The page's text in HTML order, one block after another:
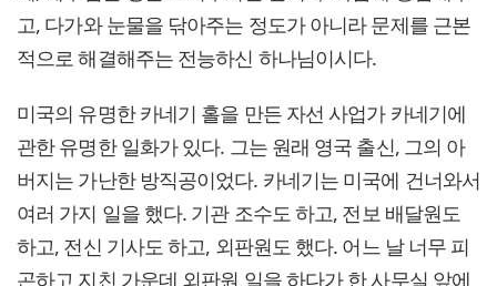
고, 다가와 눈물을 닦아주는 정도가 아니라 문제를 근본
적으로 해결해주는 전능하신 하나님이시다.
미국의 유명한 카네기 홀을 만든 자선 사업가 카네기에
관한 유명한 일화가 있다. 그는 원래 영국 출신, 그의 아
버지는 가난한 방직공이었다. 카네기는 미국에 건너와서
여러 가지 일을 했다. 기관 조수도 하고, 전보 배달원도
하고, 전신 기사도 하고, 외판원도 했다. 어느 날 너무 피
곤하고 지친 가운데 외판원 일을 하다가 한 사무실 앞에